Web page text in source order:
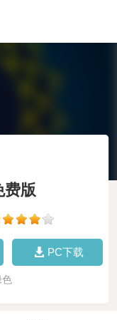
费版
PC下载
色